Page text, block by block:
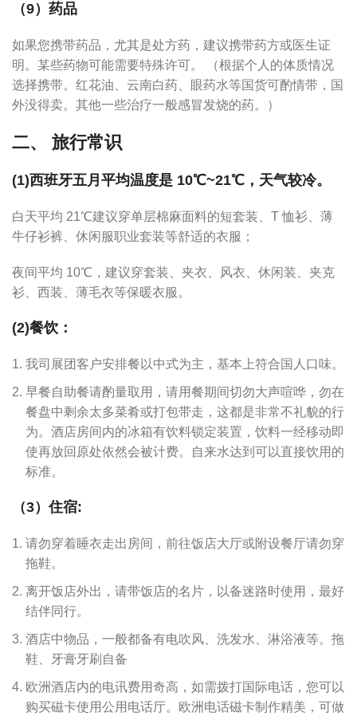
（9）药品
如果您携带药品，尤其是处方药，建议携带药方或医生证
明。某些药物可能需要特殊许可。 （根据个人的体质情况
选择携带。红花油、云南白药、眼药水等国货可酌情带，国
外没得卖。其他一些治疗一般感冒发烧的药。）
二、 旅行常识
(1)西班牙五月平均温度是 10℃~21℃，天气较冷。
白天平均 21℃建议穿单层棉麻面料的短套装、T 恤衫、薄
牛仔衫裤、休闲服职业套装等舒适的衣服；
夜间平均 10℃，建议穿套装、夹衣、风衣、休闲装、夹克
衫、西装、薄毛衣等保暖衣服。
(2)餐饮：
我司展团客户安排餐以中式为主，基本上符合国人口味。
早餐自助餐请酌量取用，请用餐期间切勿大声喧哗，勿在
餐盘中剩余太多菜肴或打包带走，这都是非常不礼貌的行
为。酒店房间内的冰箱有饮料锁定装置，饮料一经移动即
使再放回原处依然会被计费。自来水达到可以直接饮用的
标准。
（3）住宿:
请勿穿着睡衣走出房间，前往饭店大厅或附设餐厅请勿穿
拖鞋。
离开饭店外出，请带饭店的名片，以备迷路时使用，最好
结伴同行。
酒店中物品，一般都备有电吹风、洗发水、淋浴液等。拖
鞋、牙膏牙刷自备
欧洲酒店内的电讯费用奇高，如需拨打国际电话，您可以
购买磁卡使用公用电话厅。欧洲电话磁卡制作精美，可做